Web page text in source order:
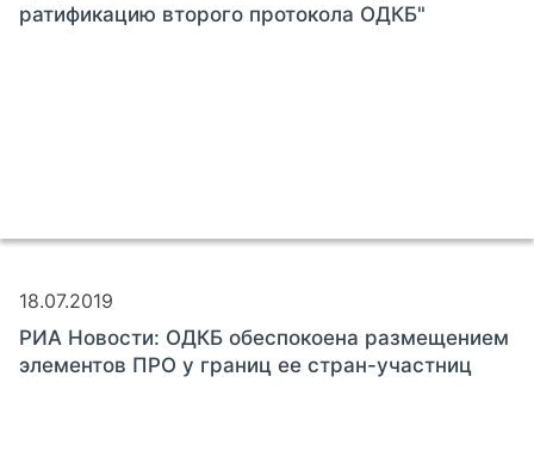
ратификацию второго протокола ОДКБ"
18.07.2019
РИА Новости: ОДКБ обеспокоена размещением
элементов ПРО у границ ее стран-участниц